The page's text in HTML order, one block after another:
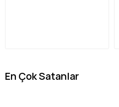
En Çok Satanlar